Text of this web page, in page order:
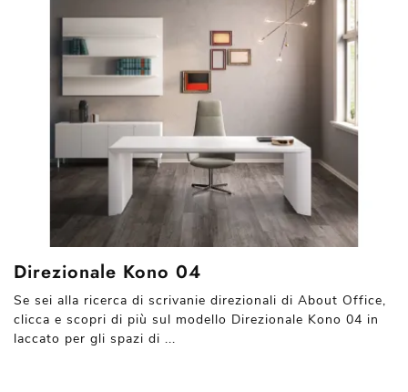
Direzionale Kono 04
Se sei alla ricerca di scrivanie direzionali di About Office,
clicca e scopri di più sul modello Direzionale Kono 04 in
laccato per gli spazi di ...